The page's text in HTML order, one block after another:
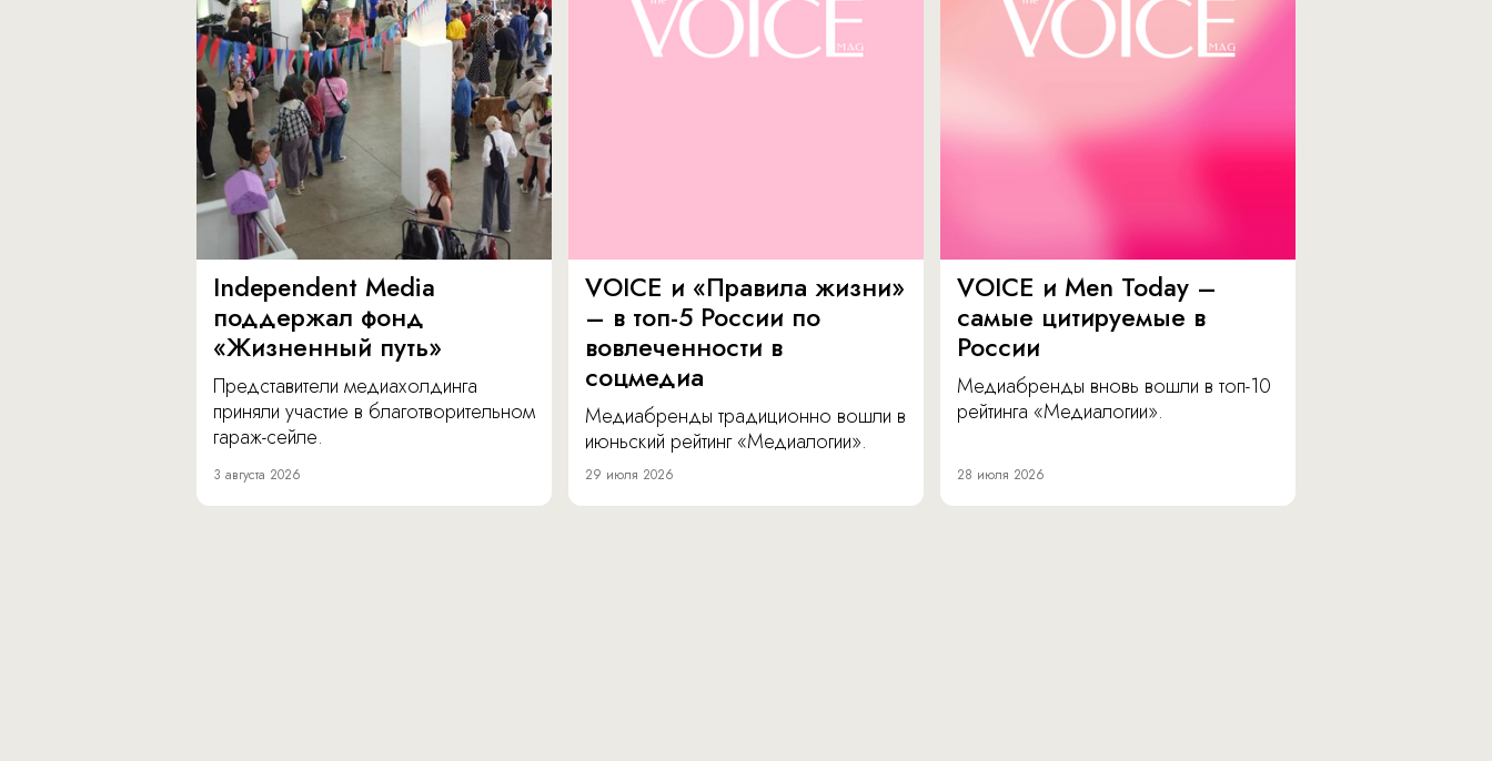
Independent Media
поддержал фонд
«Жизненный путь»
Представители медиахолдинга
приняли участие в благотворительном
гараж-сейле.
3 августа 2026
VOICE и «Правила жизни»
– в топ-5 России по
вовлеченности в
соцмедиа
Медиабренды традиционно вошли в
июньский рейтинг «Медиалогии».
29 июля 2026
VOICE и Men Today –
самые цитируемые в
России
Медиабренды вновь вошли в топ-10
рейтинга «Медиалогии».
28 июля 2026